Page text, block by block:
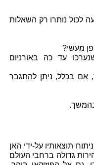
לכול נותרו רק השאלות
מעשי?
עד כה באורניום
אם בכלל, ניתן להתגבר
תוצאותיו על-ידי האן
גדולה ברחבי העולם